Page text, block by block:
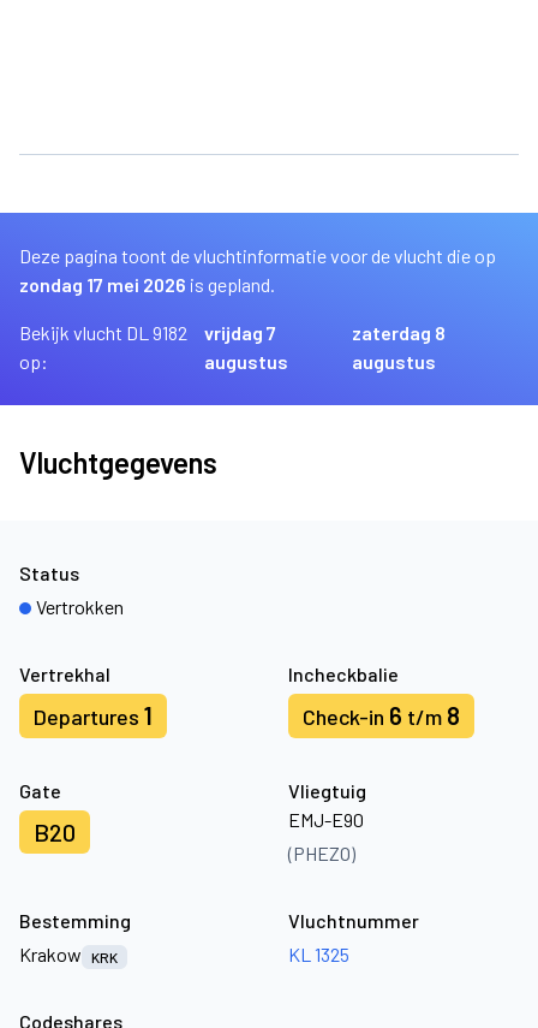
Deze pagina toont de vluchtinformatie voor de vlucht die op
zondag 17 mei 2026 is gepland.
Bekijk vlucht DL 9182
op:
vrijdag 7
augustus
zaterdag 8
augustus
Vluchtgegevens
Vertrekhal
Departures 1
Incheckbalie
Check-in 6 t/m 8
Gate
B20
Vliegtuig
EMJ-E90
(PHEZO)
Status
Vertrokken
Bestemming
Krakow
KRK
Vluchtnummer
KL 1325
Codeshares